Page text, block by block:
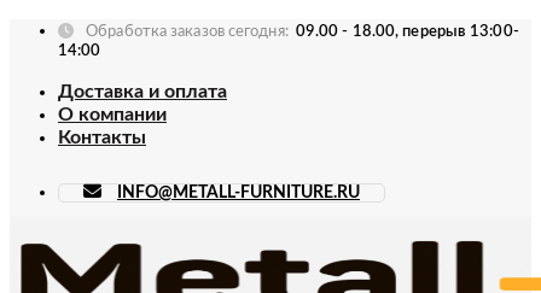
Skip
Обработка заказов сегодня: 09.00 - 18.00, перерыв 13:00-
14:00
Доставка и оплата
О компании
Контакты
INFO@METALL-FURNITURE.RU